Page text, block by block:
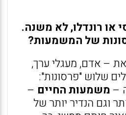
או רונדלו, לא משנה.
של המשמעות?
– אדם, מעגלי ערך,
שלוש "פרסונות":
– משמעות החיים –
וגם הנדיר יותר של